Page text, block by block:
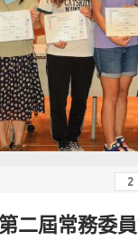
二屆常務委